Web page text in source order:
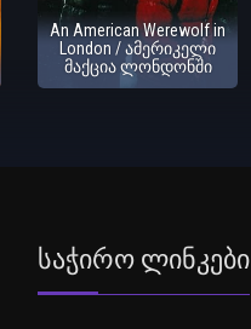
An American Werewolf in
London / ამერიკელი
მაქცია ლონდონში
Საჭირო Ლინკები